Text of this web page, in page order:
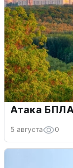
Атака
5 августа 0